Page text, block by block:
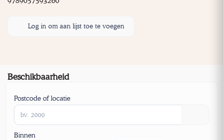
Log in om aan lijst toe te voegen
Beschikbaarheid
Postcode of locatie
Binnen